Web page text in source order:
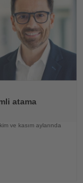
atama
ve kasım aylarında